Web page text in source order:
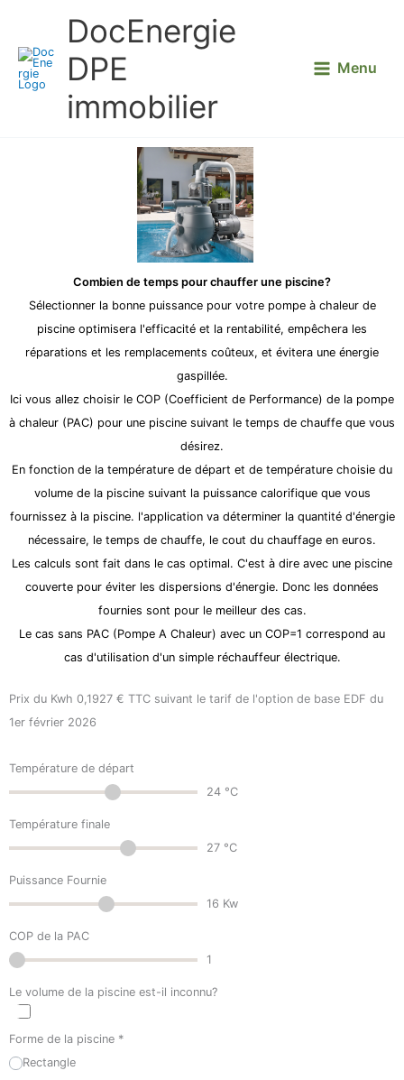
contenu
DocEnergie
DPE
immobilier
Menu
Combien de temps pour chauffer une piscine?
Sélectionner la bonne puissance pour votre pompe à chaleur de
piscine optimisera l'efficacité et la rentabilité, empêchera les
réparations et les remplacements coûteux, et évitera une énergie
gaspillée.
Ici vous allez choisir le COP (Coefficient de Performance) de la pompe
à chaleur (PAC) pour une piscine suivant le temps de chauffe que vous
désirez.
En fonction de la température de départ et de température choisie du
volume de la piscine suivant la puissance calorifique que vous
fournissez à la piscine. l'application va déterminer la quantité d'énergie
nécessaire, le temps de chauffe, le cout du chauffage en euros.
Les calculs sont fait dans le cas optimal. C'est à dire avec une piscine
couverte pour éviter les dispersions d'énergie. Donc les données
fournies sont pour le meilleur des cas.
Le cas sans PAC (Pompe A Chaleur) avec un COP=1 correspond au
cas d'utilisation d'un simple réchauffeur électrique.
Prix du Kwh 0,1927 € TTC suivant le tarif de l'option de base EDF du
1er février 2026
Température de départ
24 °C
Température finale
27 °C
Puissance Fournie
16 Kw
COP de la PAC
1
Le volume de la piscine est-il inconnu?
Forme de la piscine *
Rectangle